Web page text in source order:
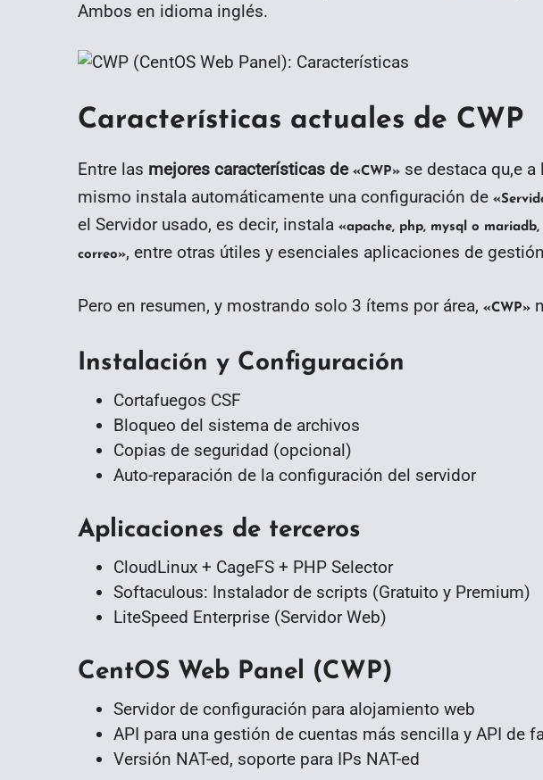
Ambos en idioma inglés.
Características actuales de CWP
Entre las mejores características de «CWP» se destaca qu,e
mismo instala automáticamente una configuración de
el Servidor usado, es decir, instala «apache, php, mysql o
correo», entre otras útiles y esenciales aplicaciones de
Pero en resumen, y mostrando solo 3 ítems por área, «CWP»
Instalación y Configuración
Cortafuegos CSF
Bloqueo del sistema de archivos
Copias de seguridad (opcional)
Auto-reparación de la configuración del servidor
Aplicaciones de terceros
CloudLinux + CageFS + PHP Selector
Softaculous: Instalador de scripts (Gratuito y Premium)
LiteSpeed Enterprise (Servidor Web)
CentOS Web Panel (CWP)
Servidor de configuración para alojamiento web
API para una gestión de cuentas más sencilla y API de
Versión NAT-ed, soporte para IPs NAT-ed